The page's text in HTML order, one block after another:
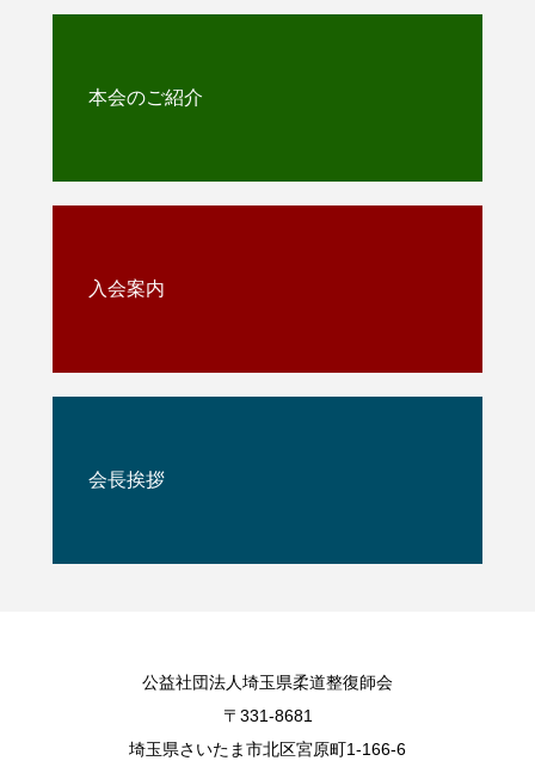
本会のご紹介
入会案内
会長挨拶
公益社団法人埼玉県柔道整復師会
〒331-8681
埼玉県さいたま市北区宮原町1-166-6